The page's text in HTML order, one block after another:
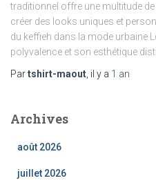
traditionnel offre une multitude
créer des looks uniques et
du keffieh dans la mode urbaine
polyvalence et son esthétique
Partshirt-maout, il y a 1 an
Archives
août 2026
juillet 2026